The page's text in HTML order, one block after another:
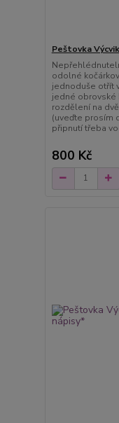
Peštovka
odolné
jednoduše otřít
jedné obrovské
rozdělení na
(uveďte prosím
připnutí třeba
800 Kč